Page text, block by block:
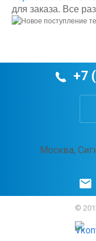
для заказа. Все
+7
Москва,
©